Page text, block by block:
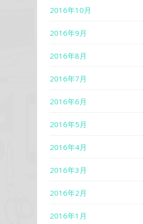
2016年10月
2016年9月
2016年8月
2016年7月
2016年6月
2016年5月
2016年4月
2016年3月
2016年2月
2016年1月